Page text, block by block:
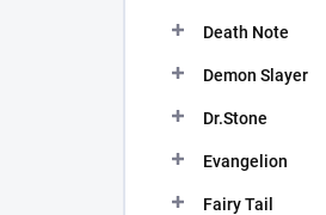
Death Note
Demon Slayer
Dr.Stone
Evangelion
Fairy Tail